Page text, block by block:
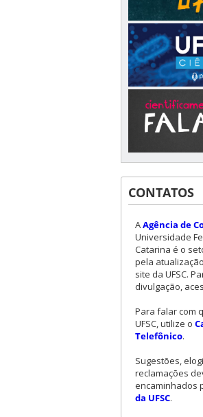
CONTATOS
AAgência de
Universidade
Catarina é o
pela
site da UFSC.
divulgação,
Para falar com
UFSC, utilize o
Telefônico.
Sugestões,
reclamações
encaminhados
da UFSC.